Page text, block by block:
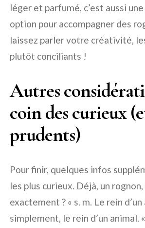
léger et parfumé, c’est aussi
option pour accompagner des
laissez parler votre créativité,
plutôt conciliants !
Autres
coin des curieux
prudents)
Pour finir, quelques infos
les plus curieux. Déjà, un rognon,
exactement ? « s. m. Le rein
simplement, le rein d’un animal.